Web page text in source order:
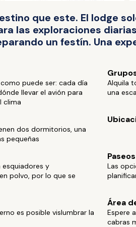
que este. El lodge
las exploraciones
un festín. Una
puede ser: cada día
llevar el avión para
clima
Alquila
una
dos dormitorios, una
pequeñas
esquiadores y
polvo, por lo que se
Las
es posible vislumbrar la
Área
Espere
cabras